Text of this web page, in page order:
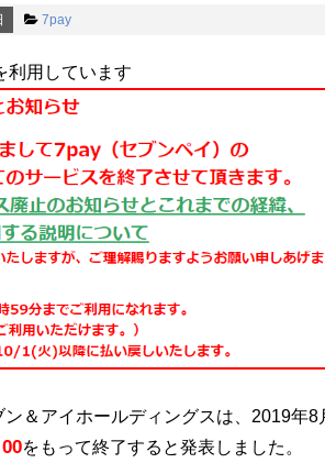
7pay
利用しています
＆アイホールディングスは、2019年8
をもって終了すると発表しました。